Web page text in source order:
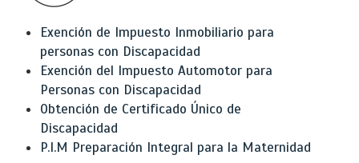
Exención de Impuesto Inmobiliario para
personas con Discapacidad
Exención del Impuesto Automotor para
Personas con Discapacidad
Obtención de Certificado Único de
Discapacidad
P.I.M Preparación Integral para la Maternidad